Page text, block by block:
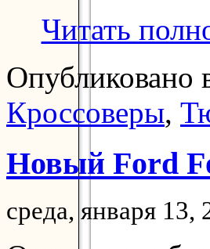
Читать
Опубликовано
Кроссоверы,
Новый Ford
среда, января 13,